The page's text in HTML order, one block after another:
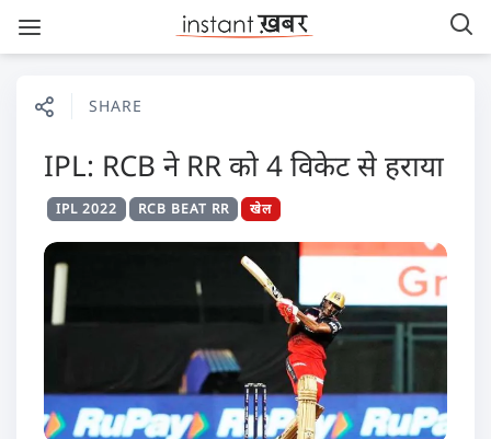
SHARE
IPL: RCB ने RR को 4 विकेट से हराया
IPL 2022 RCB BEAT RR खेल